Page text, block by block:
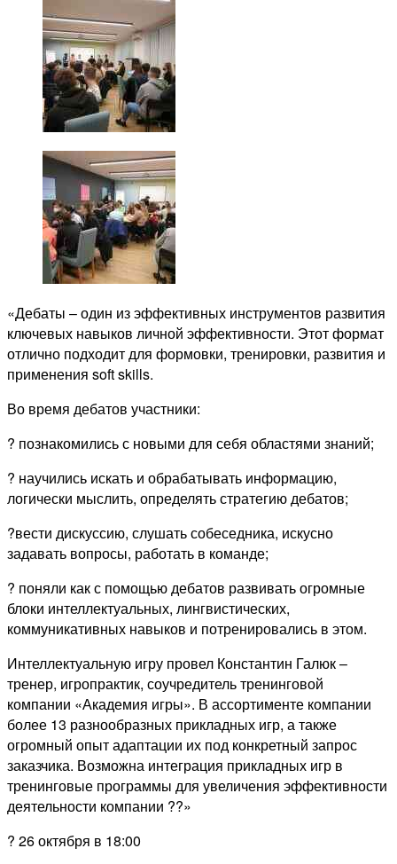
«Дебаты – один из эффективных инструментов развития
ключевых навыков личной эффективности. Этот формат
отлично подходит для формовки, тренировки, развития и
применения soft skills.
Во время дебатов участники:
? познакомились с новыми для себя областями знаний;
? научились искать и обрабатывать информацию,
логически мыслить, определять стратегию дебатов;
?вести дискуссию, слушать собеседника, искусно
задавать вопросы, работать в команде;
? поняли как с помощью дебатов развивать огромные
блоки интеллектуальных, лингвистических,
коммуникативных навыков и потренировались в этом.
Интеллектуальную игру провел Константин Галюк –
тренер, игропрактик, соучредитель тренинговой
компании «Академия игры». В ассортименте компании
более 13 разнообразных прикладных игр, а также
огромный опыт адаптации их под конкретный запрос
заказчика. Возможна интеграция прикладных игр в
тренинговые программы для увеличения эффективности
деятельности компании ??»
? 26 октября в 18:00